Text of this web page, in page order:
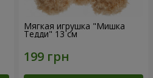
Мягкая игрушка "Мишка
Тедди" 13 см